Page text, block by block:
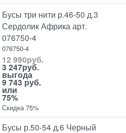
Бусы три нити р.46-50 д.3
Сердолик Африка арт.
076750-4
076750-4
12 990руб.
3 247руб.
выгода
9 743 руб.
или
75%
Скидка 75%
Бусы р.50-54 д.6 Черный